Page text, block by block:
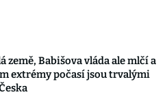
země, Babišova vláda ale mlčí a
extrémy počasí jsou trvalými